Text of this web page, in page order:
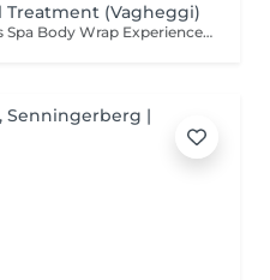
Treatment (Vagheggi)
Whiskey Swaddling A Luxurious Spa Body Wrap Experience Looking to indulge and see real results? Our Whiskey Swaddling is more than just a body wrap it's a full-body ritual designed to detox, tone, and deeply nourish your skin. We tailor the wrap to your needs using active-rich formulas, then wrap you in bandages, film, and warmth to boost results. The gentle contrast in temperature combined with potent actives works wonders and the results speak for themselves: Benefits: Body detox & inch loss Firmer, smoother skin Improved tone & circulation Want to elevate your experience? While your body unwinds, why not treat your face too? We recommend a nourishing facial using Vagheggi professional skincare.